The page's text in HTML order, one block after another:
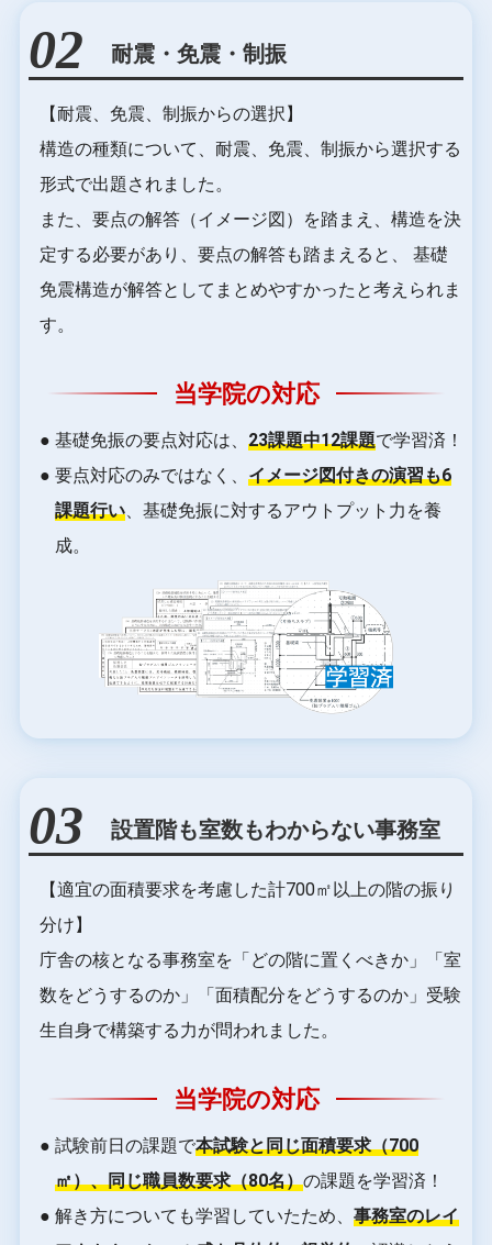
02 耐震・免震・制振
【耐震、免震、制振からの選択】
構造の種類について、耐震、免震、制振から選択する
形式で出題されました。
また、要点の解答（イメージ図）を踏まえ、構造を決
定する必要があり、要点の解答も踏まえると、 基礎
免震構造が解答としてまとめやすかったと考えられま
す。
当学院の対応
● 基礎免振の要点対応は、 23課題中12課題で学習済！
● 要点対応のみではなく、 イメージ図付きの演習も6
課題行い 、基礎免振に対するアウトプット力を養
成。
03 設置階も室数もわからない事務室
【適宜の面積要求を考慮した計700㎡以上の階の振り
分け】
庁舎の核となる事務室を「どの階に置くべきか」「室
数をどうするのか」「面積配分をどうするのか」受験
生自身で構築する力が問われました。
当学院の対応
● 試験前日の課題で本試験と同じ面積要求（700
㎡）、同じ職員数要求（80名）の課題を学習済！
● 解き方についても学習していたため、 事務室のレイ